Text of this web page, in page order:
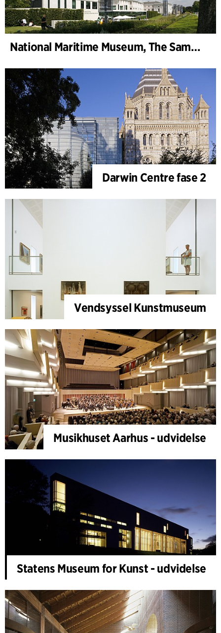
National Maritime Museum, The Sammy Ofer Wing
Darwin Centre fase 2
Vendsyssel Kunstmuseum
Musikhuset Aarhus - udvidelse
Statens Museum for Kunst - udvidelse